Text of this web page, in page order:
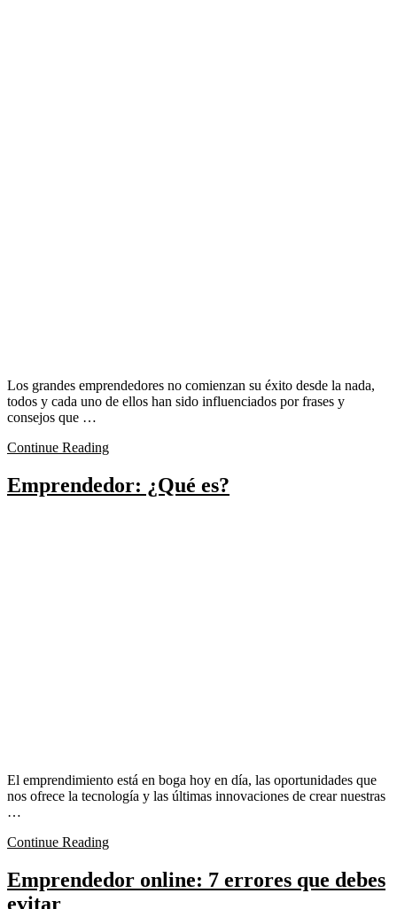
Los grandes emprendedores no comienzan su éxito desde la nada,
todos y cada uno de ellos han sido influenciados por frases y
consejos que …
Continue Reading
Emprendedor: ¿Qué es?
El emprendimiento está en boga hoy en día, las oportunidades que
nos ofrece la tecnología y las últimas innovaciones de crear nuestras
…
Continue Reading
Emprendedor online: 7 errores que debes
evitar